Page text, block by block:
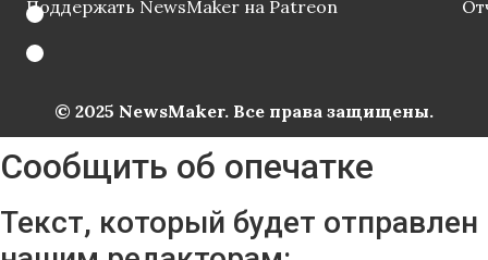
Поддержать NewsMaker на Patreon
© 2025 NewsMaker. Все права защищены.
Сообщить об опечатке
Текст, который будет отправлен